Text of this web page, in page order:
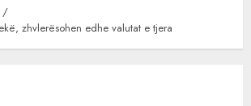
zhvlerësohen edhe valutat e tjera